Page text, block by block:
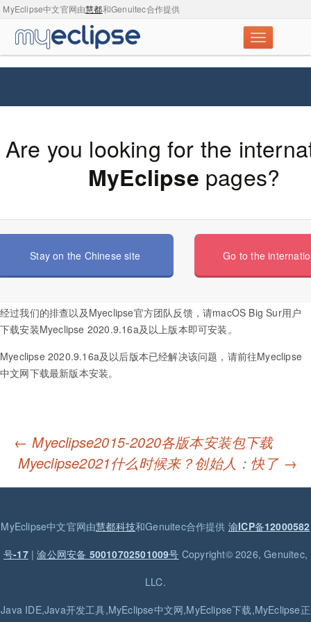
Are you looking for the
MyEclipse pages?
Stay on the Chinese site Go to the
MyEclipse中文官网由慧都和Genuitec合作提供
macOS Big Sur安装Myeclipse闪退的
解决方案
经过我们的排查以及Myeclipse官方团队反馈，请macOS Big Sur用户
下载安装Myeclipse 2020.9.16a及以上版本即可安装。
Myeclipse 2020.9.16a及以后版本已经解决该问题，请前往Myeclipse
中文网下载最新版本安装。
Post navigation
← Myeclipse2015-2020各版本安装包下载
Myeclipse2021什么时候来？创始人：快了 →
MyEclipse中文官网由慧都科技和Genuitec合作提供 渝ICP备12000582
号-17|渝公网安备 50010702501009号 Copyright© 2026, Genuitec,
LLC.
Java IDE,Java开发工具,MyEclipse中文网,MyEclipse下载,MyEclipse正